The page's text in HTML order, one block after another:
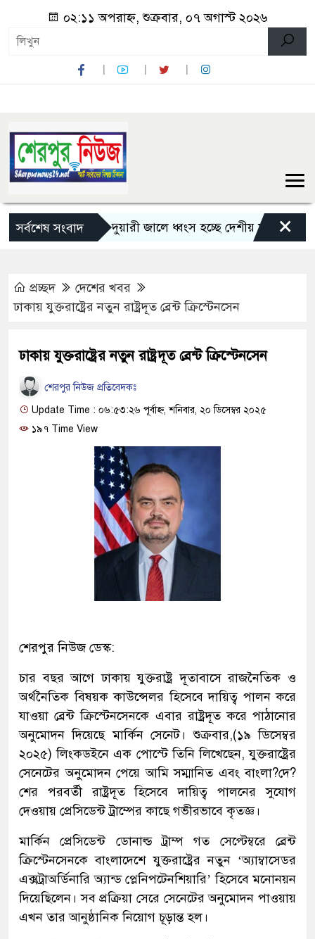
০২:১১ অপরাহ্ন, শুক্রবার, ০৭ অগাস্ট ২০২৬
সর্বশেষ সংবাদ
শেরপুরে চায়না দুয়ারী জালে ধ্বংস হচ্ছে দেশীয় মাছ ×
প্রচ্ছদ
দেশের খবর
ঢাকায় যুক্তরাষ্ট্রের নতুন রাষ্ট্রদূত ব্রেন্ট ক্রিস্টেনসেন
ঢাকায় যুক্তরাষ্ট্রের নতুন রাষ্ট্রদূত ব্রেন্ট ক্রিস্টেনসেন
শেরপুর নিউজ প্রতিবেদকঃ
Update Time : ০৬:৫৩:২৬ পূর্বাহ্ন, শনিবার, ২০ ডিসেম্বর ২০২৫
১৯৭ Time View
শেরপুর নিউজ ডেস্ক:
চার বছর আগে ঢাকায় যুক্তরাষ্ট্র দূতাবাসে রাজনৈতিক ও
অর্থনৈতিক বিষয়ক কাউন্সেলর হিসেবে দায়িত্ব পালন করে
যাওয়া ব্রেন্ট ক্রিস্টেনসেনকে এবার রাষ্ট্রদূত করে পাঠানোর
অনুমোদন দিয়েছে মার্কিন সেনেট। শুক্রবার,(১৯ ডিসেম্বর
২০২৫) লিংকডইনে এক পোস্টে তিনি লিখেছেন, যুক্তরাষ্ট্রের
সেনেটের অনুমোদন পেয়ে আমি সম্মানিত এবং বাংলা?দে?
শের পরবর্তী রাষ্ট্রদূত হিসেবে দায়িত্ব পালনের সুযোগ
দেওয়ায় প্রেসিডেন্ট ট্রাম্পের কাছে গভীরভাবে কৃতজ্ঞ।
মার্কিন প্রেসিডেন্ট ডোনাল্ড ট্রাম্প গত সেপ্টেম্বরে ব্রেন্ট
ক্রিস্টেনসেনকে বাংলাদেশে যুক্তরাষ্ট্রের নতুন ‘অ্যাম্বাসেডর
এক্সট্রাঅর্ডিনারি অ্যান্ড প্লেনিপটেনশিয়ারি’ হিসেবে মনোনয়ন
দিয়েছিলেন। সব প্রক্রিয়া সেরে সেনেটের অনুমোদন পাওয়ায়
এখন তার আনুষ্ঠানিক নিয়োগ চূড়ান্ত হল।